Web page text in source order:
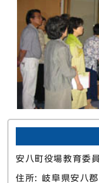
安八町役場教育委
住所: 岐阜県安八